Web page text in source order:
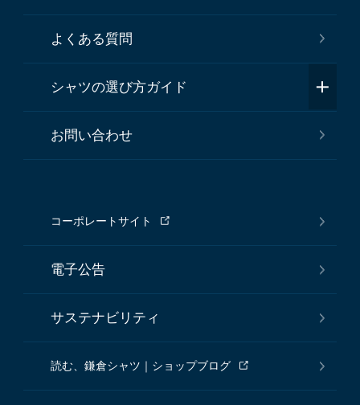
よくある質問
シャツの選び方ガイド
お問い合わせ
コーポレートサイト
電子公告
サステナビリティ
読む、鎌倉シャツ｜ショップブログ